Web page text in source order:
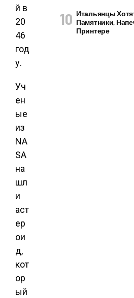
й в
20
46
год
у.
Уч
ен
ые
из
NA
SA
на
шл
и
аст
ер
ои
д,
кот
ор
ый
Итальянцы
Памятники,
Принтере